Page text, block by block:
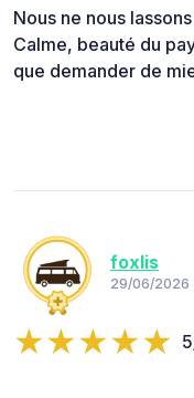
Nous ne nous
Calme, beauté du
que demander de
foxlis
29/06/2026